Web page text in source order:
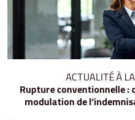
ACTUALITÉ À
Rupture conventionnelle :
modulation de